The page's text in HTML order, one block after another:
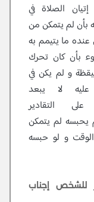
الصلاة في
بأن لم يتمكن من
ما يتيمم به
بأن كان تحرك
و لم يكن في
لا يبعد
على التقادير
يحبسه لم يتمكن
و لو حبسه
8:يجوز للشخص إجناب